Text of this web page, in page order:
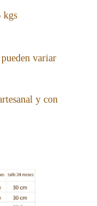
kgs
variar
y con